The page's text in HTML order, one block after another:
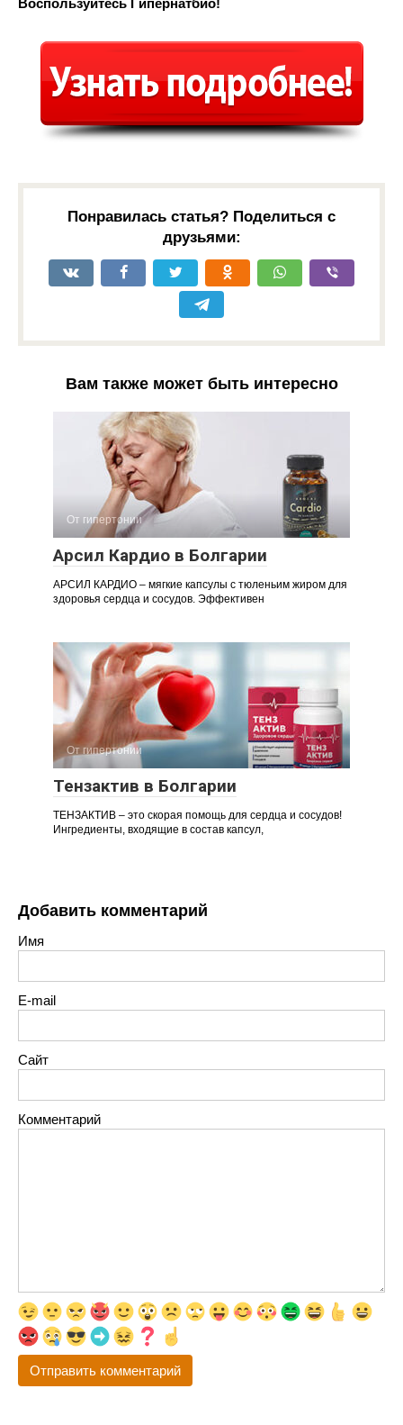
Понравилась статья? Поделиться с
друзьями:
Вам также может быть интересно
От гипертонии
Арсил Кардио в Болгарии
АРСИЛ КАРДИО – мягкие капсулы с тюленьим жиром для
здоровья сердца и сосудов. Эффективен
От гипертонии
Тензактив в Болгарии
ТЕНЗАКТИВ – это скорая помощь для сердца и сосудов!
Ингредиенты, входящие в состав капсул,
Добавить комментарий
Имя
E-mail
Сайт
Комментарий